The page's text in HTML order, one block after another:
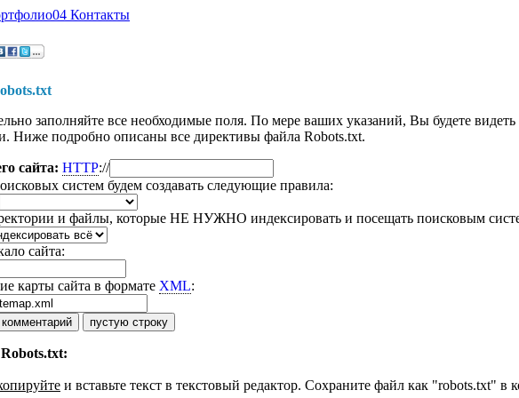
04 Контакты
заполняйте все необходимые поля. По мере ваших указаний, Вы будете
Ниже подробно описаны все директивы файла Robots.txt.
сайта: HTTP://
систем будем создавать следующие правила:
и файлы, которые НЕ НУЖНО индексировать и посещать поисковым
сайта:
карты сайта в формате XML:
Robots.txt:
и вставьте текст в текстовый редактор. Сохраните файл как "robots.txt" в